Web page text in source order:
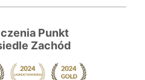
Punkt
Zachód